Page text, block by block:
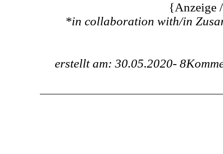
{Anzeige
*in collaboration with/in
erstellt am: 30.05.2020-